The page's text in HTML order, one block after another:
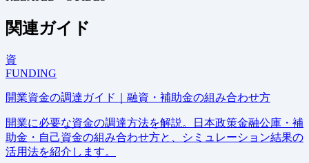
関連ガイド
資
FUNDING
開業資金の調達ガイド｜融資・補助金の組み合わせ方
開業に必要な資金の調達方法を解説。日本政策金融公庫・補
助金・自己資金の組み合わせ方と、シミュレーション結果の
活用法を紹介します。